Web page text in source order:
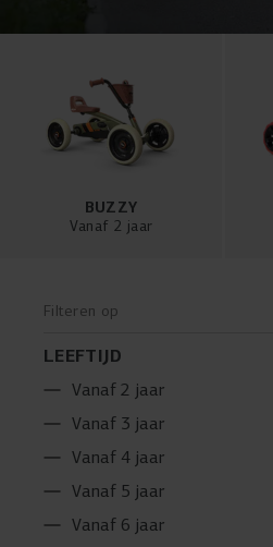
BUZZY
Vanaf 2 jaar
Filteren op
LEEFTIJD
Vanaf 2 jaar
Vanaf 3 jaar
Vanaf 4 jaar
Vanaf 5 jaar
Vanaf 6 jaar